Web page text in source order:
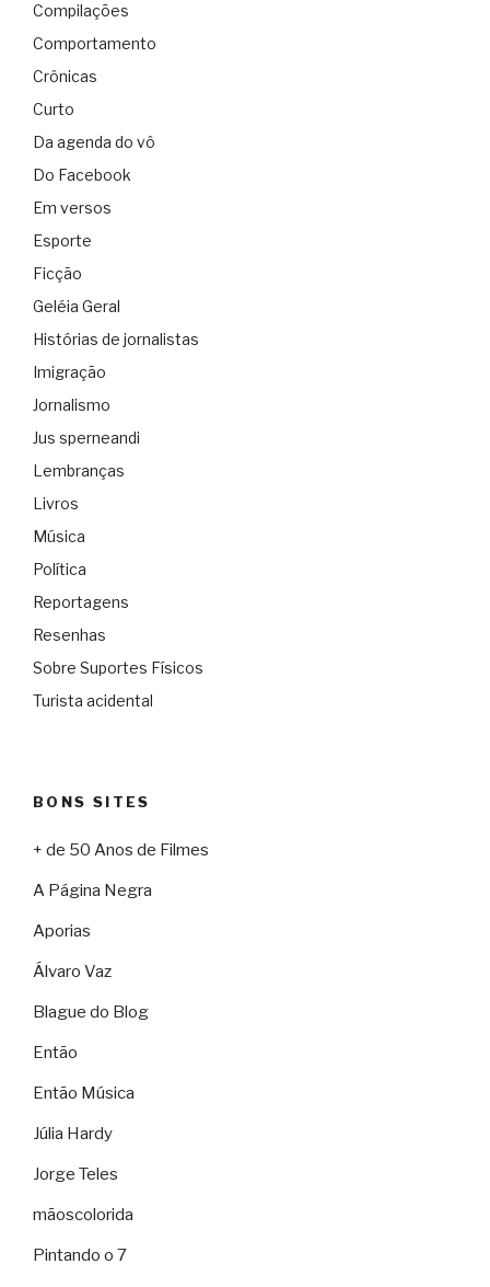
Compilações
Comportamento
Crônicas
Curto
Da agenda do vô
Do Facebook
Em versos
Esporte
Ficção
Geléia Geral
Histórias de jornalistas
Imigração
Jornalismo
Jus sperneandi
Lembranças
Livros
Música
Política
Reportagens
Resenhas
Sobre Suportes Físicos
Turista acidental
BONS SITES
+ de 50 Anos de Filmes
A Página Negra
Aporias
Álvaro Vaz
Blague do Blog
Então
Então Música
Júlia Hardy
Jorge Teles
mãoscolorida
Pintando o 7